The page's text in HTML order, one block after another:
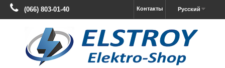
Русский
Контакты
(066) 803-01-40